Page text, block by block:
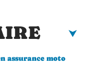
assurance moto